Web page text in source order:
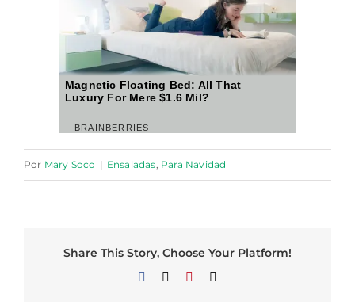
Por Mary Soco | Ensaladas, Para Navidad
Share This Story, Choose Your Platform!
Facebook Pinterest